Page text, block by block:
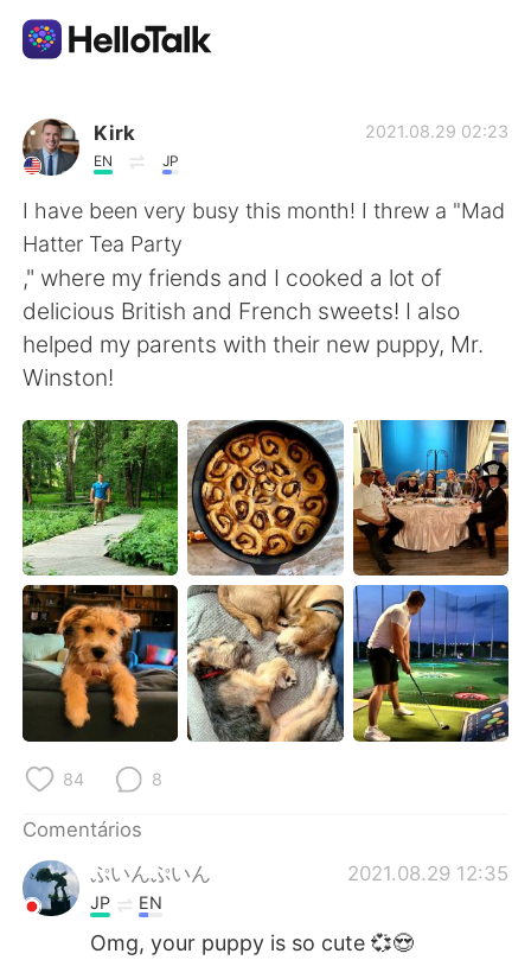
Aplicativo de troca de idioma
AI Grammar Checker
Português
English
繁體中文 Español
العربية Français
Deutsch 日本語
한국어 Русский
ไทย Indonesia
Italiano Türkçe
Tiếng Việt
Kirk
EN JP
2021.08.29 02:23
I have been very busy this month! I threw a "Mad
Hatter Tea Party
," where my friends and I cooked a lot of
delicious British and French sweets! I also
helped my parents with their new puppy, Mr.
Winston!
84 8
Comentários
ぷいんぷいん
2021.08.29 12:35
JP EN
Omg, your puppy is so cute 💞😍